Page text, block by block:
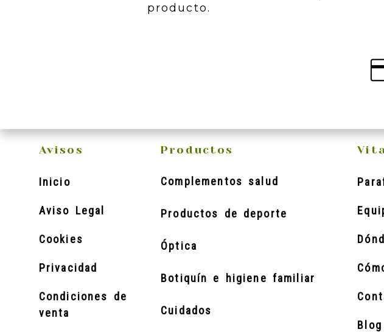
producto.
Avisos
Inicio
Aviso Legal
Cookies
Privacidad
Condiciones de
venta
Productos
Complementos salud
Productos de deporte
Óptica
Botiquín e higiene familiar
Cuidados
Blog